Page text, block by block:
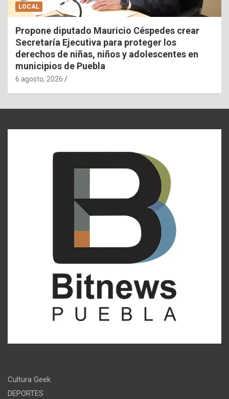
LOCAL
Propone diputado Mauricio Céspedes crear
Secretaría Ejecutiva para proteger los
derechos de niñas, niños y adolescentes en
municipios de Puebla
6 agosto, 2026
Cultura Geek
DEPORTES